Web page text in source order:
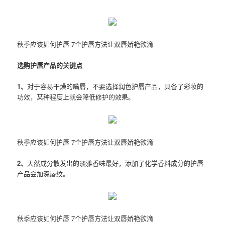
秋季应该如何护唇 7个护唇方法让双唇娇艳欲滴
选购护唇产品的关键点
1、 对于容易干燥的嘴唇，不要选择润色护唇产品，具备了彩妆的
功效，某种程度上就会降低修护的效果。
秋季应该如何护唇 7个护唇方法让双唇娇艳欲滴
2、天然成分散发出的淡雅香味最好，添加了化学香料成分的护唇
产品会加深唇纹。
秋季应该如何护唇 7个护唇方法让双唇娇艳欲滴